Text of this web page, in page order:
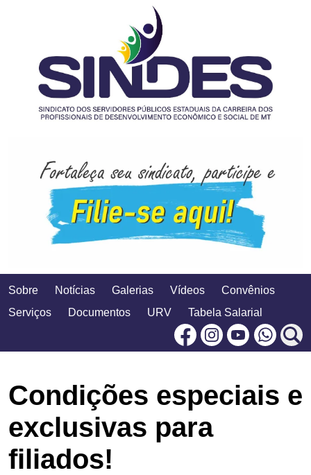
Sobre Notícias Galerias Vídeos
Convênios
Serviços
Documentos URV
Tabela Salarial
FacebookInstagram
Condições especiais e
exclusivas para
filiados!